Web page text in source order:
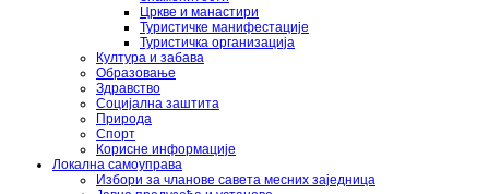
Цркве и манастири
Туристичке манифестације
Туристичка организација
Култура и забава
Образовање
Здравство
Социјална заштита
Природа
Спорт
Корисне информације
Локална самоуправа
Избори за чланове савета месних заједница